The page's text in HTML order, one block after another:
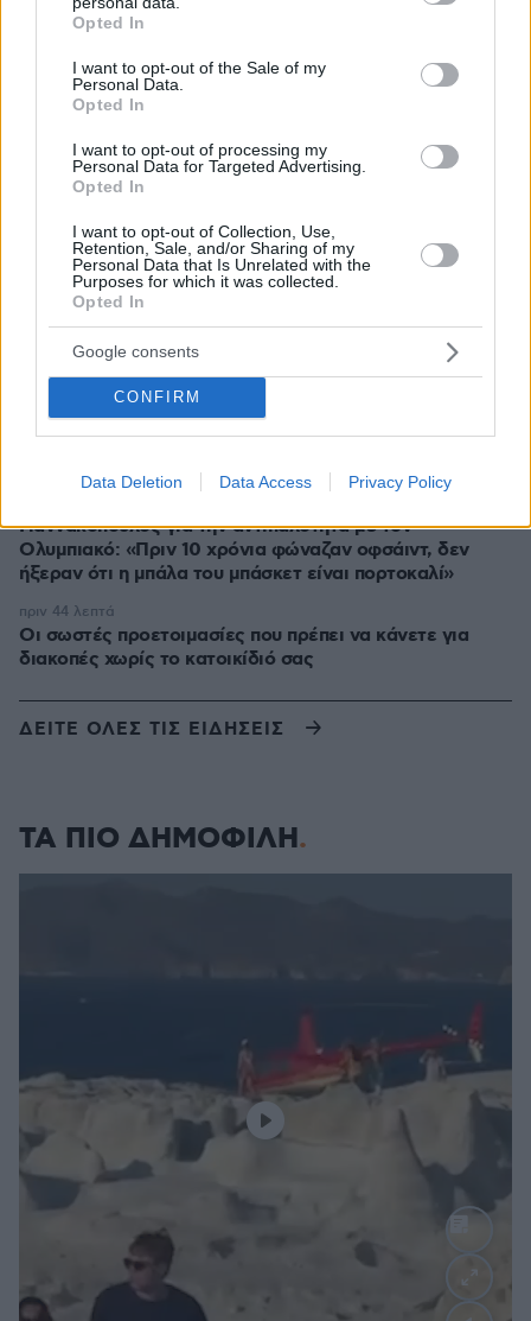
grant or deny consent to Google and its third-party tags to
use your data for below specified purposes in below Google
consent section.
Opted In
I want to opt-out of the Sale of my
Personal Data.
Opted In
I want to opt-out of processing my
Personal Data for Targeted Advertising.
Opted In
I want to opt-out of Collection, Use,
Retention, Sale, and/or Sharing of my
Personal Data that Is Unrelated with the
Purposes for which it was collected.
Opted In
Google consents
CONFIRM
Data Deletion Data Access Privacy Policy
Ελπίδα για τη Δημοκρατία: Νέα αποχώρηση με αιχμές
Καρυστιανού - Γρατσία»
πριν 17 λεπτά
Οι μεγάλες νίκες του Έλληνα στρατηλάτη στα Βαλκάνια
πριν 20 λεπτά
Θάλασσα για δισεκατομμυριούχους: Πώς θα κινηθεί η
αγορά των υπερπολυτελών γιοτ έως το 2032
πριν 24 λεπτά
Σαλμονέλα: 6 τρόφιμα που χρειάζονται τη μεγαλύτερη
προσοχή – Τα λάθη στην κουζίνα που αυξάνουν τον
κίνδυνο
πριν 24 λεπτά
Η «Marca» για τους Έλληνες του Ευρωπαϊκού στίβου:
«Κυρίαρχος ο Τεντόγλου, φαβορί ο Ντουπλάντις με όλο
πριν 36 λεπτά
Γιαννακόπουλος για την αντιπαλότητα με τον
Ολυμπιακό: «Πριν 10 χρόνια φώναζαν οφσάιντ, δεν
ήξεραν ότι η μπάλα του μπάσκετ είναι πορτοκαλί»
Οι σωστές προετοιμασίες που πρέπει να κάνετε για
διακοπές χωρίς το κατοικίδιό σας
πριν 44 λεπτά
ΔΕΙΤΕ ΟΛΕΣ ΤΙΣ ΕΙΔΗΣΕΙΣ
ΤΑ ΠΙΟ ΔΗΜΟΦΙΛΗ